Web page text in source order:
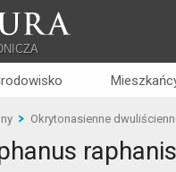
Okrytonasienne